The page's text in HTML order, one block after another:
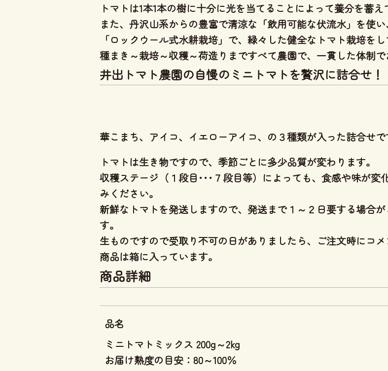
トマトは1本1本の樹に十分に光を当てることによって養分を蓄え
また、丹沢山系からの豊富で清涼な「飲用可能な伏流水」を使い
「ロックウール式水耕栽培」 で、緑々した健全なトマト栽培をし
種まき～栽培～収穫～荷造りまですべて農園で、一貫した体制
井出トマト農園の自慢のミニトマトを贅沢に詰合せ！
華こまち、アイコ、イエローアイコ、の３種類が入った詰合せで
トマトは生き物ですので、季節ごとに多少品質が変わります。
収穫ステージ（１段目･･･７段目等）によっても、食感や味が変
みください。
新鮮なトマトを発送しますので、発送まで１～２日要する場合
す。
生ものですので受取り不可の日がありましたら、ご注文時にコメ
商品は箱に入っています。
商品詳細
品名
ミニトマトミックス 200g～2kg
お届け熟度の目安：80～100％